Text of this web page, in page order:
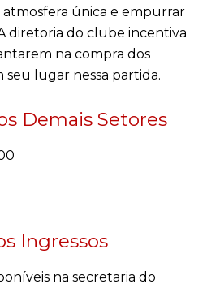
única e empurrar
diretoria do clube incentiva
na compra dos
seu lugar nessa partida.
Demais Setores
Ingressos
na secretaria do